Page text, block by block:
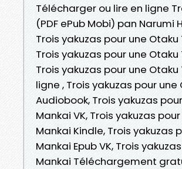
Télécharger ou lire en ligne
(PDF ePub Mobi) pan Narumi
Trois yakuzas pour une Otaku
Trois yakuzas pour une
Trois yakuzas pour une
ligne , Trois yakuzas pour
Audiobook, Trois yakuzas
Mankai VK, Trois yakuzas
Mankai Kindle, Trois yakuzas
Mankai Epub VK, Trois
Mankai Téléchargement